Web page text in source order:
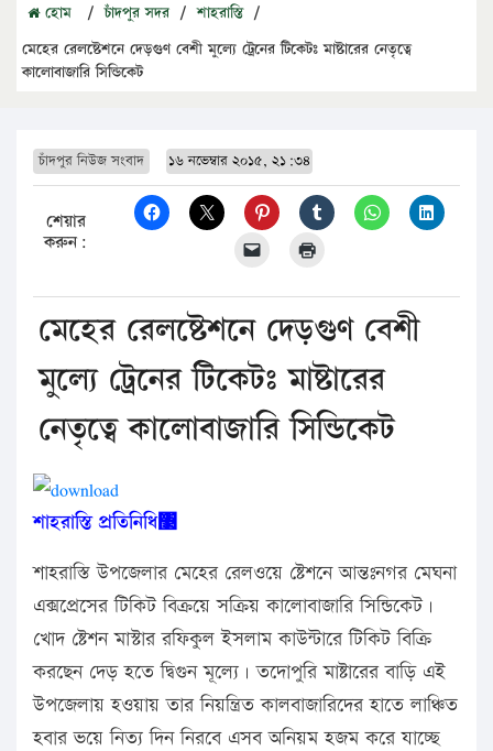
হোম / চাঁদপুর সদর / শাহরাস্তি /
মেহের রেলষ্টেশনে দেড়গুণ বেশী মুল্যে ট্রেনের টিকেটঃ মাষ্টারের নেতৃত্বে
কালোবাজারি সিন্ডিকেট
চাঁদপুর নিউজ সংবাদ ১৬ নভেম্বার ২০১৫, ২১:৩৪
শেয়ার
করুন:
মেহের রেলষ্টেশনে দেড়গুণ বেশী
মুল্যে ট্রেনের টিকেটঃ মাষ্টারের
নেতৃত্বে কালোবাজারি সিন্ডিকেট
শাহরাস্তি প্রতিনিধি঳
শাহরাস্তি উপজেলার মেহের রেলওয়ে ষ্টেশনে আন্তঃনগর মেঘনা
এক্সপ্রেসের টিকিট বিক্রয়ে সক্রিয় কালোবাজারি সিন্ডিকেট।
খোদ ষ্টেশন মাস্টার রফিকুল ইসলাম কাউন্টারে টিকিট বিক্রি
করছেন দেড় হতে দ্বিগুন মূল্যে। তদোপুরি মাষ্টারের বাড়ি এই
উপজেলায় হওয়ায় তার নিয়ন্ত্রিত কালবাজারিদের হাতে লাঞ্চিত
হবার ভয়ে নিত্য দিন নিরবে এসব অনিয়ম হজম করে যাচ্ছে